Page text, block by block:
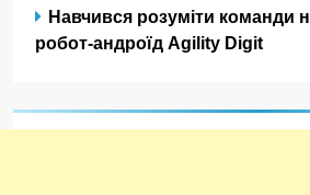
Навчився розуміти команди
робот-андроїд Agility Digit